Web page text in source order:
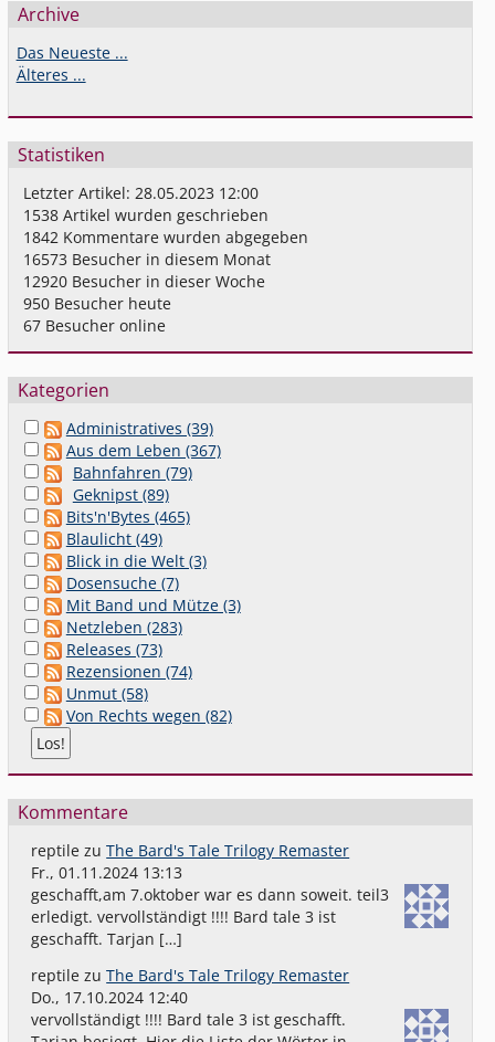
Archive
Das Neueste ...
Älteres ...
Statistiken
Letzter Artikel: 28.05.2023 12:00
1538 Artikel wurden geschrieben
1842 Kommentare wurden abgegeben
16573 Besucher in diesem Monat
12920 Besucher in dieser Woche
950 Besucher heute
67 Besucher online
Kategorien
Administratives (39)
Aus dem Leben (367)
Bahnfahren (79)
Geknipst (89)
Bits'n'Bytes (465)
Blaulicht (49)
Blick in die Welt (3)
Dosensuche (7)
Mit Band und Mütze (3)
Netzleben (283)
Releases (73)
Rezensionen (74)
Unmut (58)
Von Rechts wegen (82)
Kommentare
reptile zuThe Bard's Tale Trilogy Remaster
Fr., 01.11.2024 13:13
geschafft,am 7.oktober war es dann soweit. teil3
erledigt. vervollständigt !!!! Bard tale 3 ist
geschafft. Tarjan […]
reptile zuThe Bard's Tale Trilogy Remaster
Do., 17.10.2024 12:40
vervollständigt !!!! Bard tale 3 ist geschafft.